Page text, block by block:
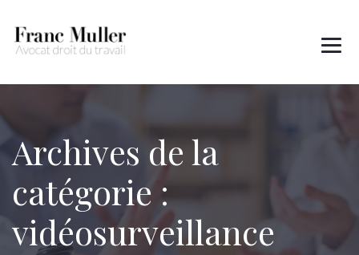
Archives de la
catégorie :
vidéosurveillance